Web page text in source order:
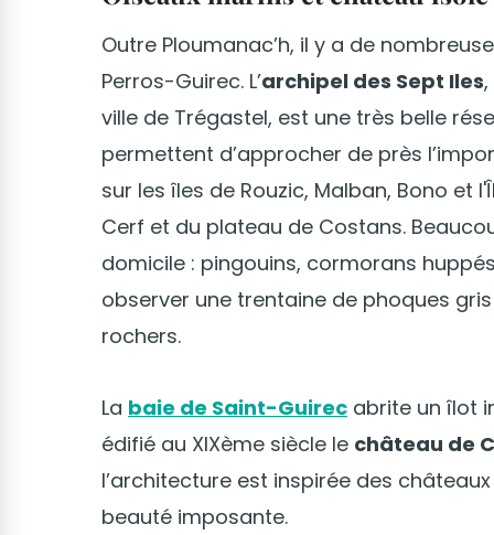
Outre Ploumanac’h, il y a de
Perros-Guirec. L’archipel des Sept Iles
ville de Trégastel, est une très belle
permettent d’approcher de près
sur les îles de Rouzic, Malban, Bono et
Cerf et du plateau de Costans.
domicile : pingouins, cormorans
observer une trentaine de phoques
rochers.
La baie de Saint-Guirec abrite un îlot
édifié au XIXème siècle le château de
l’architecture est inspirée des
beauté imposante.